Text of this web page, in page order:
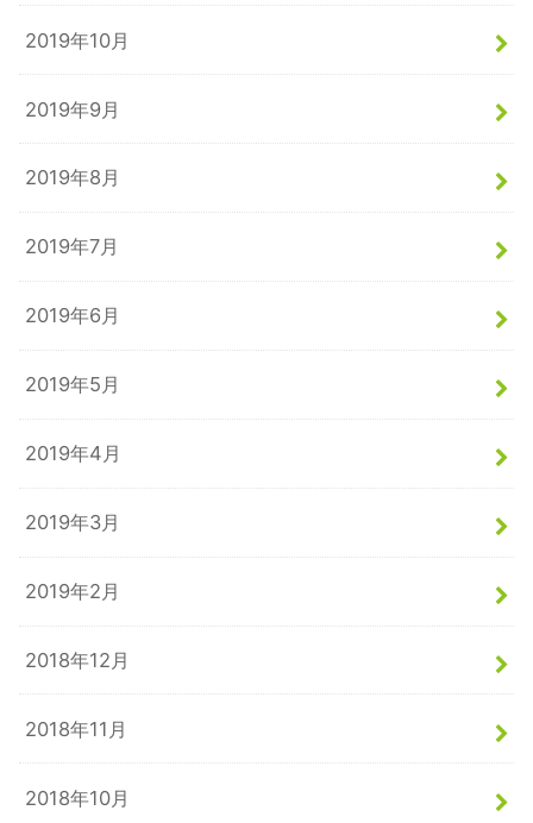
2019年10月
2019年9月
2019年8月
2019年7月
2019年6月
2019年5月
2019年4月
2019年3月
2019年2月
2018年12月
2018年11月
2018年10月